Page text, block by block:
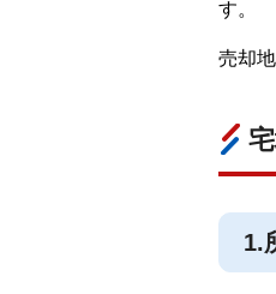
す。
売却
1.